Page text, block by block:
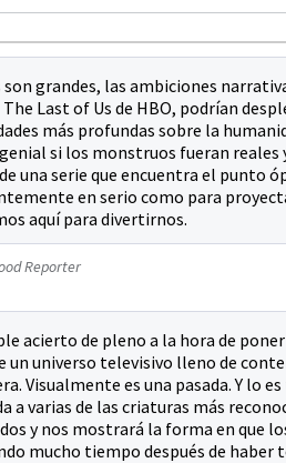
grandes, las ambiciones
Last of Us de HBO, podrían
más profundas sobre la
genial si los monstruos fueran
una serie que encuentra el punto
en serio como para
aquí para divertirnos.
Reporter
acierto de pleno a la hora de
un universo televisivo lleno de
Visualmente es una pasada. Y lo
a varias de las criaturas más
y nos mostrará la forma en que
mucho tiempo después de